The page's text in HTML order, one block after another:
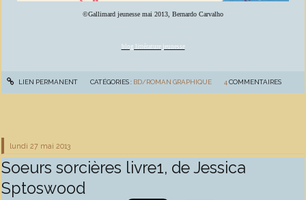
©Gallimard jeunesse mai 2013, Bernardo Carvalho
blog littérature jeunesse
LIEN PERMANENT CATÉGORIES : BD/ROMAN GRAPHIQUE 4COMMENTAIRES
lundi 27 mai 2013
Soeurs sorcières livre1, de Jessica
Sptoswood